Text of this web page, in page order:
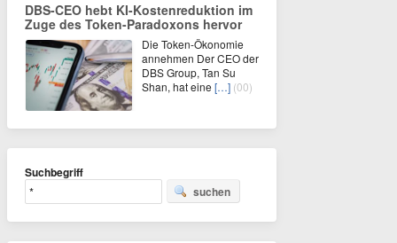
DBS-CEO hebt KI-Kostenreduktion im
Zuge des Token-Paradoxons hervor
Die Token-Ökonomie
annehmen Der CEO der
DBS Group, Tan Su
Shan, hat eine […] (00)
Suchbegriff
suchen